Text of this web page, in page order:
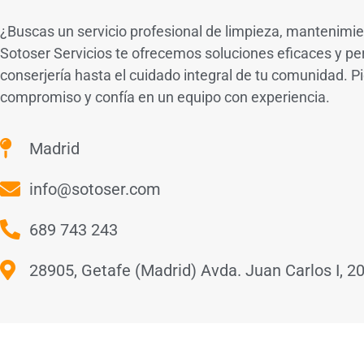
¿Buscas un servicio profesional de limpieza,
Sotoser Servicios te ofrecemos soluciones eficaces y
conserjería hasta el cuidado integral de tu comunidad.
compromiso y confía en un equipo con experiencia.
Madrid
info@sotoser.com
689 743 243
28905, Getafe (Madrid) Avda. Juan Carlos I,